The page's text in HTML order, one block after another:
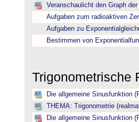
Veranschaulicht den Graph
Aufgaben zum radioaktiven
Aufgaben zu
Bestimmen von
Trigonometrische
Die allgemeine Sinusfunktion
THEMA: Trigonometrie
Die allgemeine Sinusfunktion